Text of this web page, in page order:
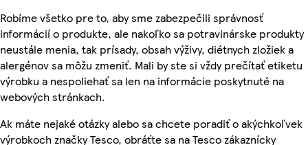
Robíme všetko pre to, aby sme zabezpečili správnosť
informácií o produkte, ale nakoľko sa potravinárske produkty
neustále menia, tak prísady, obsah výživy, diétnych zložiek a
alergénov sa môžu zmeniť. Mali by ste si vždy prečítať etiketu
výrobku a nespoliehať sa len na informácie poskytnuté na
webových stránkach.
Ak máte nejaké otázky alebo sa chcete poradiť o akýchkoľvek
výrobkoch značky Tesco, obráťte sa na Tesco zákaznícky